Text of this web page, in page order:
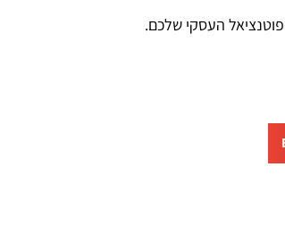
העסקי שלכם.